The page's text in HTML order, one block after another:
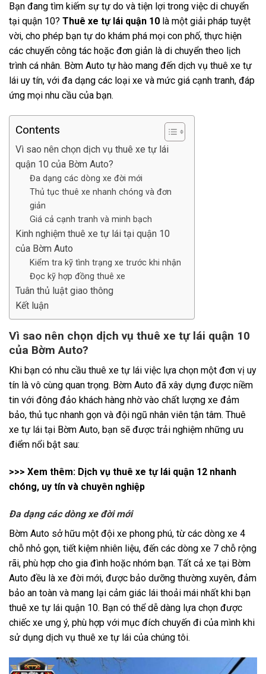
Bạn đang tìm kiếm sự tự do và tiện lợi trong việc di chuyển
tại quận 10? Thuê xe tự lái quận 10 là một giải pháp tuyệt
vời, cho phép bạn tự do khám phá mọi con phố, thực hiện
các chuyến công tác hoặc đơn giản là di chuyển theo lịch
trình cá nhân. Bờm Auto tự hào mang đến dịch vụ thuê xe tự
lái uy tín, với đa dạng các loại xe và mức giá cạnh tranh, đáp
ứng mọi nhu cầu của bạn.
Contents
Vì sao nên chọn dịch vụ thuê xe tự lái
quận 10 của Bờm Auto?
Đa dạng các dòng xe đời mới
Thủ tục thuê xe nhanh chóng và đơn
giản
Giá cả cạnh tranh và minh bạch
Kinh nghiệm thuê xe tự lái tại quận 10
của Bờm Auto
Kiểm tra kỹ tình trạng xe trước khi nhận
Đọc kỹ hợp đồng thuê xe
Tuân thủ luật giao thông
Kết luận
Vì sao nên chọn dịch vụ thuê xe tự lái quận 10
của Bờm Auto?
Khi bạn có nhu cầu thuê xe tự lái việc lựa chọn một đơn vị uy
tín là vô cùng quan trọng. Bờm Auto đã xây dựng được niềm
tin với đông đảo khách hàng nhờ vào chất lượng xe đảm
bảo, thủ tục nhanh gọn và đội ngũ nhân viên tận tâm. Thuê
xe tự lái tại Bờm Auto, bạn sẽ được trải nghiệm những ưu
điểm nổi bật sau:
>>> Xem thêm: Dịch vụ thuê xe tự lái quận 12 nhanh
chóng, uy tín và chuyên nghiệp
Đa dạng các dòng xe đời mới
Bờm Auto sở hữu một đội xe phong phú, từ các dòng xe 4
chỗ nhỏ gọn, tiết kiệm nhiên liệu, đến các dòng xe 7 chỗ rộng
rãi, phù hợp cho gia đình hoặc nhóm bạn. Tất cả xe tại Bờm
Auto đều là xe đời mới, được bảo dưỡng thường xuyên, đảm
bảo an toàn và mang lại cảm giác lái thoải mái nhất khi bạn
thuê xe tự lái quận 10. Bạn có thể dễ dàng lựa chọn được
chiếc xe ưng ý, phù hợp với mục đích chuyến đi của mình khi
sử dụng dịch vụ thuê xe tự lái của chúng tôi.